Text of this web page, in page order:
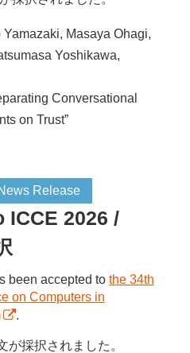
Masaya Ohagi,
Yoshikawa,
Conversational
on Trust”
Release
ICCE 2026 /
been accepted to the 34th
on Computers in
.
が採択されました。